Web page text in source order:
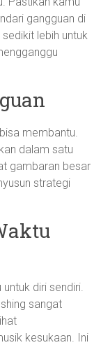
gangguan di
lebih untuk
membantu.
dalam satu
gambaran besar
strategi
diri sendiri.
sangat
kesukaan. Ini